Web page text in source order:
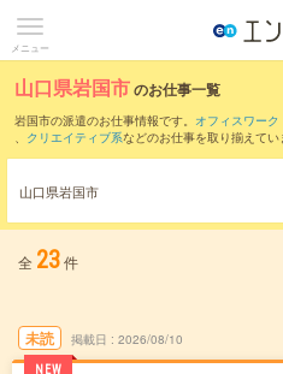
メニュー
山口県岩国市のお仕事一覧
岩国市の派遣のお仕事情報です。 オフィスワー
、 クリエイティブ系などのお仕事を取り揃えてい
また、大竹市・ など隣接エリアのお仕事
山口県岩国市
全 23件
未読
NEW
掲載日 2026/08/10